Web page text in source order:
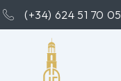
(+34) 624 51 70 05